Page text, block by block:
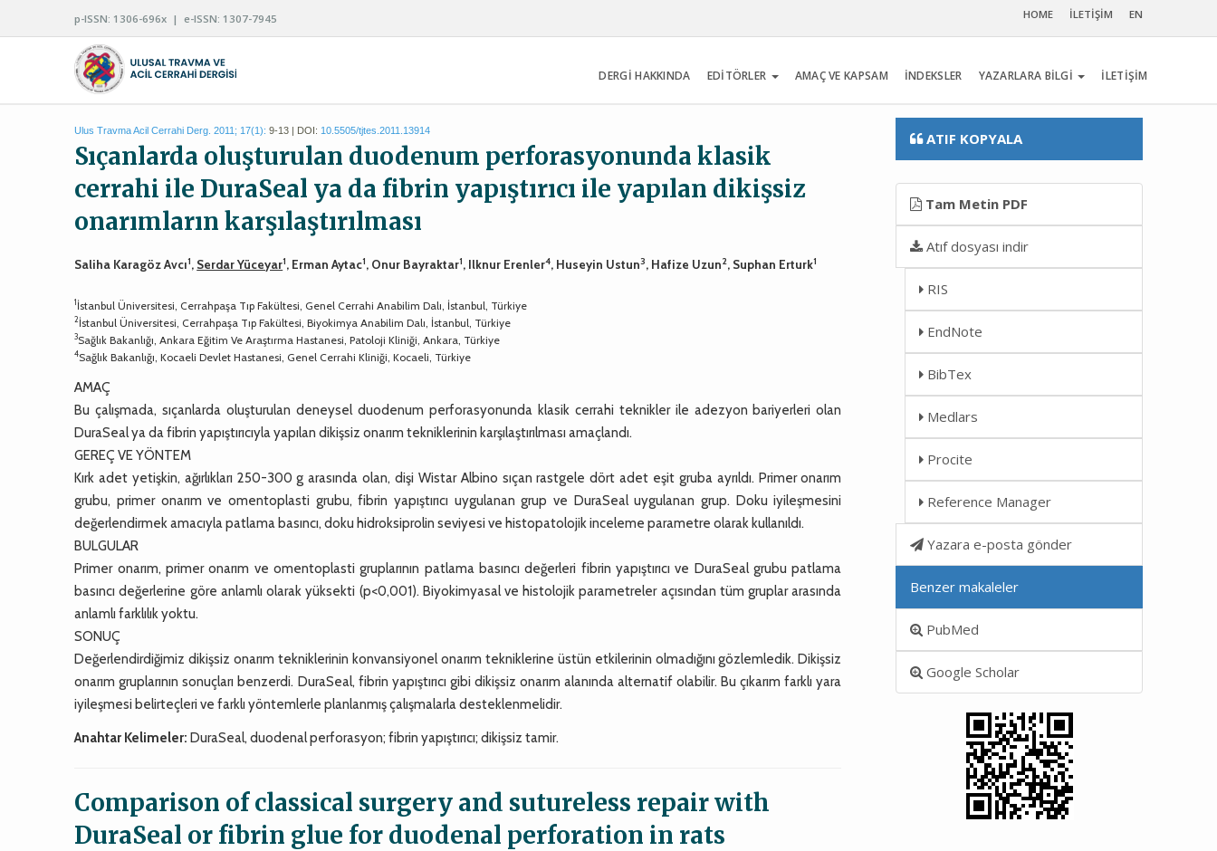
p-ISSN: 1306-696x | e-ISSN: 1307-7945 HOME İLETİŞİM EN
DERGİ HAKKINDA EDİTÖRLER AMAÇ VE KAPSAM İNDEKSLER YAZARLARA BİLGİ İLETİŞİM
Ulus Travma Acil Cerrahi Derg. 2011; 17(1): 9-13 | DOI: 10.5505/tjtes.2011.13914
Sıçanlarda oluşturulan duodenum perforasyonunda klasik
cerrahi ile DuraSeal ya da fibrin yapıştırıcı ile yapılan dikişsiz
onarımların karşılaştırılması
Saliha Karagöz Avcı1, Serdar Yüceyar1, Erman Aytac1, Onur Bayraktar1, Ilknur Erenler4, Huseyin Ustun3, Hafize Uzun2, Suphan Erturk1
1İstanbul Üniversitesi, Cerrahpaşa Tıp Fakültesi, Genel Cerrahi Anabilim Dalı, İstanbul, Türkiye
2İstanbul Üniversitesi, Cerrahpaşa Tıp Fakültesi, Biyokimya Anabilim Dalı, İstanbul, Türkiye
3Sağlık Bakanlığı, Ankara Eğitim Ve Araştırma Hastanesi, Patoloji Kliniği, Ankara, Türkiye
4Sağlık Bakanlığı, Kocaeli Devlet Hastanesi, Genel Cerrahi Kliniği, Kocaeli, Türkiye
AMAÇ
Bu çalışmada, sıçanlarda oluşturulan deneysel duodenum perforasyonunda klasik cerrahi teknikler ile adezyon bariyerleri olan
DuraSeal ya da fibrin yapıştırıcıyla yapılan dikişsiz onarım tekniklerinin karşılaştırılması amaçlandı.
GEREÇ VE YÖNTEM
Kırk adet yetişkin, ağırlıkları 250-300 g arasında olan, dişi Wistar Albino sıçan rastgele dört adet eşit gruba ayrıldı. Primer onarım
grubu, primer onarım ve omentoplasti grubu, fibrin yapıştırıcı uygulanan grup ve DuraSeal uygulanan grup. Doku iyileşmesini
değerlendirmek amacıyla patlama basıncı, doku hidroksiprolin seviyesi ve histopatolojik inceleme parametre olarak kullanıldı.
BULGULAR
Primer onarım, primer onarım ve omentoplasti gruplarının patlama basıncı değerleri fibrin yapıştırıcı ve DuraSeal grubu patlama
basıncı değerlerine göre anlamlı olarak yüksekti (p<0,001). Biyokimyasal ve histolojik parametreler açısından tüm gruplar arasında
anlamlı farklılık yoktu.
SONUÇ
Değerlendirdiğimiz dikişsiz onarım tekniklerinin konvansiyonel onarım tekniklerine üstün etkilerinin olmadığını gözlemledik. Dikişsiz
onarım gruplarının sonuçları benzerdi. DuraSeal, fibrin yapıştırıcı gibi dikişsiz onarım alanında alternatif olabilir. Bu çıkarım farklı yara
iyileşmesi belirteçleri ve farklı yöntemlerle planlanmış çalışmalarla desteklenmelidir.
Anahtar Kelimeler: DuraSeal, duodenal perforasyon; fibrin yapıştırıcı; dikişsiz tamir.
Comparison of classical surgery and sutureless repair with
DuraSeal or fibrin glue for duodenal perforation in rats
ATIF KOPYALA
Tam Metin PDF
Atıf dosyası indir
RIS
EndNote
BibTex
Medlars
Procite
Reference Manager
Yazara e-posta gönder
Benzer makaleler
PubMed
Google Scholar